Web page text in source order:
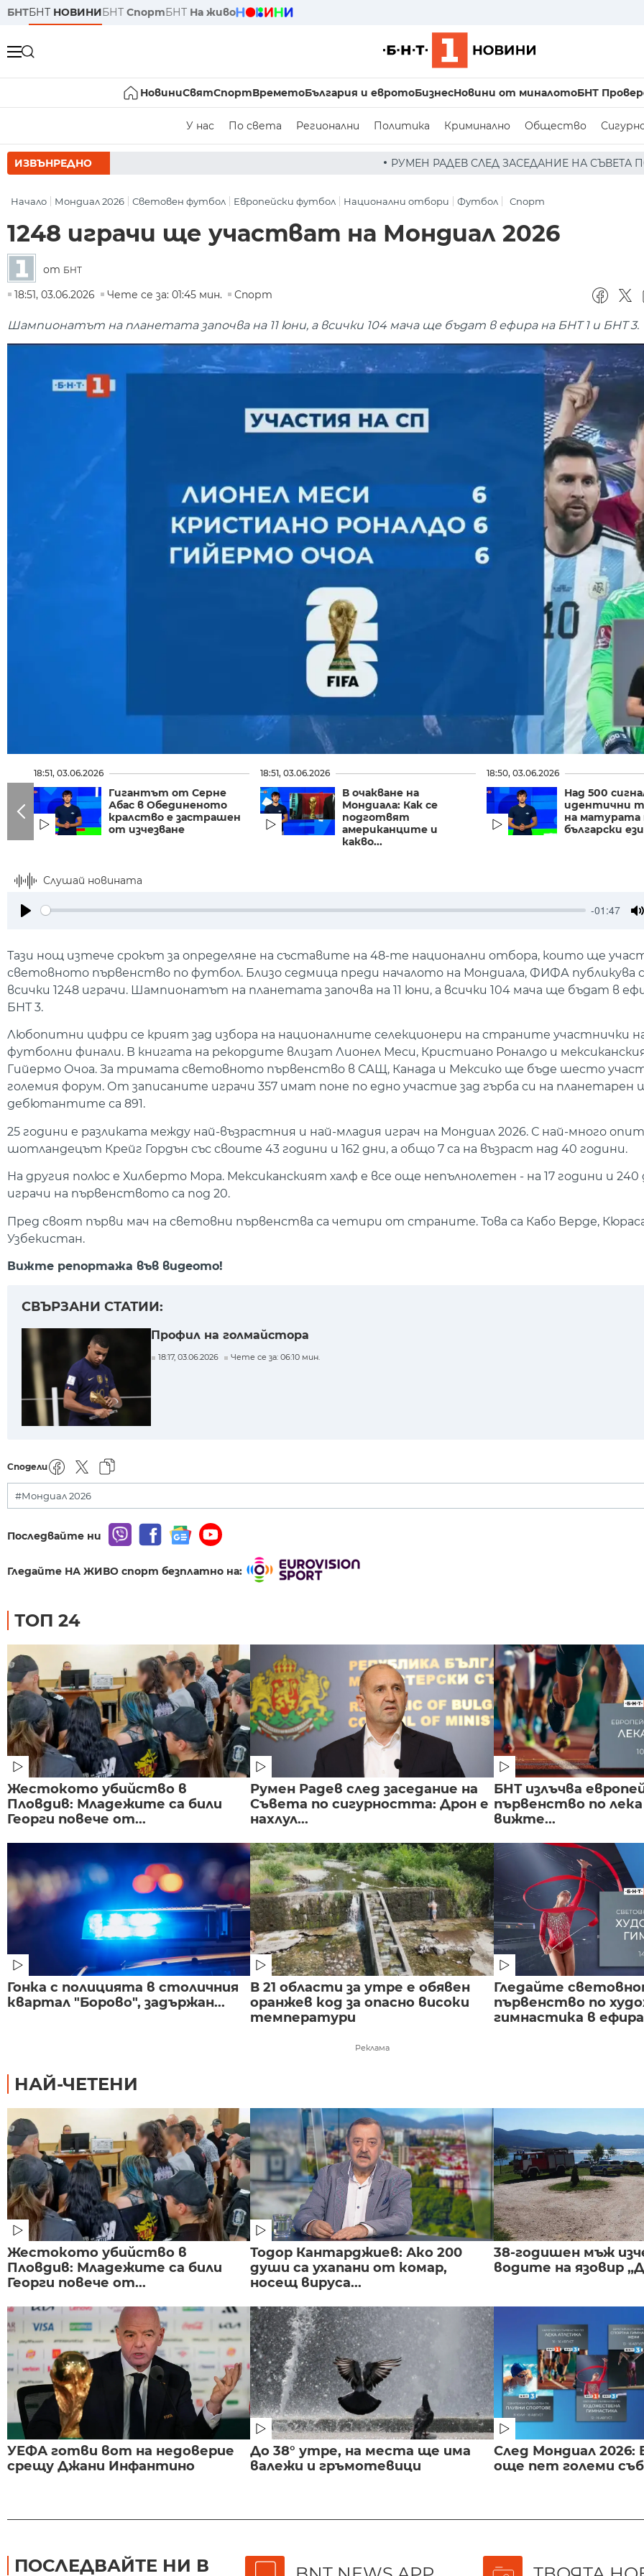
БНТБНТ НОВИНИБНТ СпортБНТ На живо
НовиниСвятСпортВреметоБългария и евротоБизнесНовини от миналотоБНТ
У нас По света Регионални Политика Криминално Общество
ИЗВЪНРЕДНО РУМЕН РАДЕВ СЛЕД ЗАСЕДАНИЕ НА СЪВЕТА ПО СИГУРНОСТТА:
Начало Мондиал 2026 Световен футбол Европейски футбол Национални отбори Футбол Спорт
1248 играчи ще участват на Мондиал 2026
от БНТ
18:51, 03.06.2026
Чете се за: 01:45 мин. Спорт
Шампионатът на планетата започва на 11 юни, а всички 104 мача ще бъдат в ефира на БНТ 1 и БНТ 3.
18:51, 03.06.2026
Гигантът от Серне
Абас в Обединеното
кралство е застрашен
от изчезване
18:51, 03.06.2026
В очакване на
Мондиала: Как се
подготвят
американците и
какво...
18:50, 03.06.2026
Над 500
идентични
на матурата
български
Слушай новината
-01:47
Тази нощ изтече срокът за определяне на съставите на 48-те национални отбора, които ще
световното първенство по футбол. Близо седмица преди началото на Мондиала, ФИФА публикува
всички 1248 играчи. Шампионатът на планетата започва на 11 юни, а всички 104 мача ще бъдат в
БНТ 3.
Любопитни цифри се крият зад избора на националните селекционери на страните участнички
футболни финали. В книгата на рекордите влизат Лионел Меси, Кристиано Роналдо и
Гийермо Очоа. За тримата световното първенство в САЩ, Канада и Мексико ще бъде шесто
големия форум. От записаните играчи 357 имат поне по едно участие зад гърба си на планетарен
дебютантите са 891.
25 години е разликата между най-възрастния и най-младия играч на Мондиал 2026. С най-много
шотландецът Крейг Гордън със своите 43 години и 162 дни, а общо 7 са на възраст над 40 години.
На другия полюс е Хилберто Мора. Мексиканският халф е все още непълнолетен - на 17 години и 240
играчи на първенството са под 20.
Пред своят първи мач на световни първенства са четири от страните. Това са Кабо Верде,
Узбекистан.
Вижте репортажа във видеото!
СВЪРЗАНИ СТАТИИ:
Профил на голмайстора
18:17, 03.06.2026 Чете се за: 06:10 мин.
Сподели
#Мондиал 2026
Последвайте ни
Гледайте НА ЖИВО спорт безплатно на:
ТОП 24
Жестокото убийство в
Пловдив: Младежите са били
Георги повече от...
Румен Радев след заседание на
Съвета по сигурността: Дрон е
нахлул...
БНТ излъчва
първенство по
вижте...
Гонка с полицията в столичния
квартал "Борово", задържан...
В 21 области за утре е обявен
оранжев код за опасно високи
температури
Гледайте
първенство по
гимнастика в
Реклама
НАЙ-ЧЕТЕНИ
Жестокото убийство в
Пловдив: Младежите са били
Георги повече от...
Тодор Кантарджиев: Ако 200
души са ухапани от комар,
носещ вируса...
38-годишен мъж
водите на язовир
УЕФА готви вот на недоверие
срещу Джани Инфантино
До 38° утре, на места ще има
валежи и гръмотевици
След Мондиал 2026:
още пет големи
ПОСЛЕДВАЙТЕ НИ В